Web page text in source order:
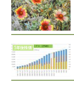
5年後株価